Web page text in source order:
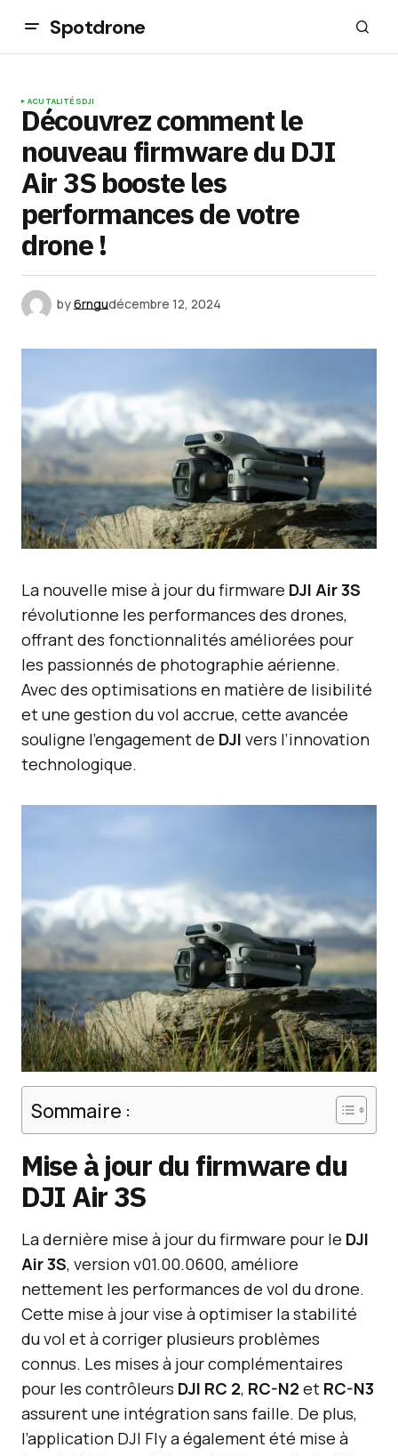
Spotdrone
ACUTALITÉSDJI
Découvrez comment le
nouveau firmware du DJI
Air 3S booste les
performances de votre
drone !
by6rngudécembre 12, 2024
La nouvelle mise à jour du firmware DJI Air 3S
révolutionne les performances des drones,
offrant des fonctionnalités améliorées pour
les passionnés de photographie aérienne.
Avec des optimisations en matière de lisibilité
et une gestion du vol accrue, cette avancée
souligne l’engagement de DJI vers l’innovation
technologique.
Sommaire :
Mise à jour du firmware du
DJI Air 3S
La dernière mise à jour du firmware pour le DJI
Air 3S, version v01.00.0600, améliore
nettement les performances de vol du drone.
Cette mise à jour vise à optimiser la stabilité
du vol et à corriger plusieurs problèmes
connus. Les mises à jour complémentaires
pour les contrôleurs DJI RC 2, RC-N2 et RC-N3
assurent une intégration sans faille. De plus,
l’application DJI Fly a également été mise à